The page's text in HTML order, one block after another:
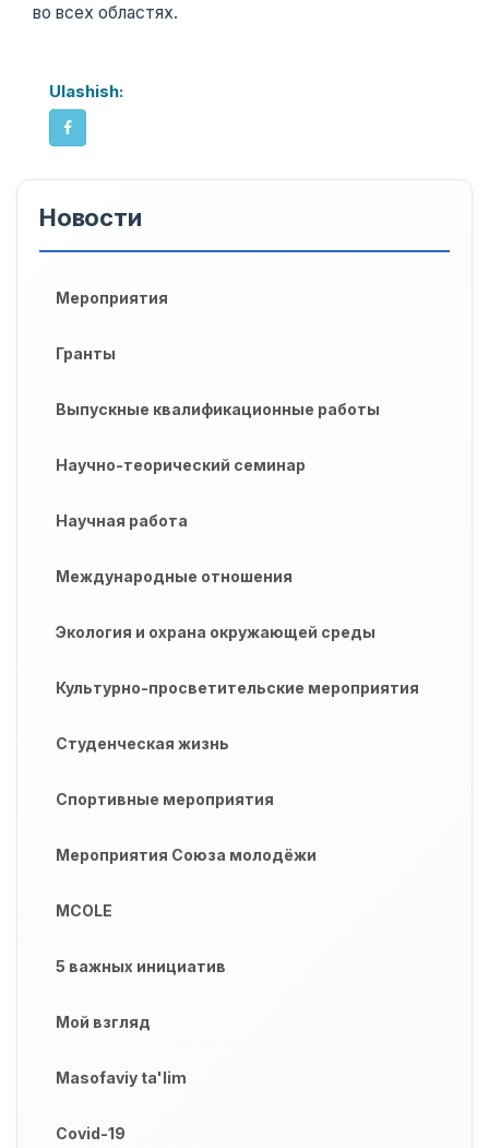
во всех областях.
Ulashish:
Новости
Мероприятия
Гранты
Выпускные квалификационные работы
Научно-теорический семинар
Научная работа
Международные отношения
Экология и охрана окружающей среды
Культурно-просветительские мероприятия
Студенческая жизнь
Спортивные мероприятия
Мероприятия Союза молодёжи
MCOLE
5 важных инициатив
Мой взгляд
Masofaviy ta'lim
Covid-19